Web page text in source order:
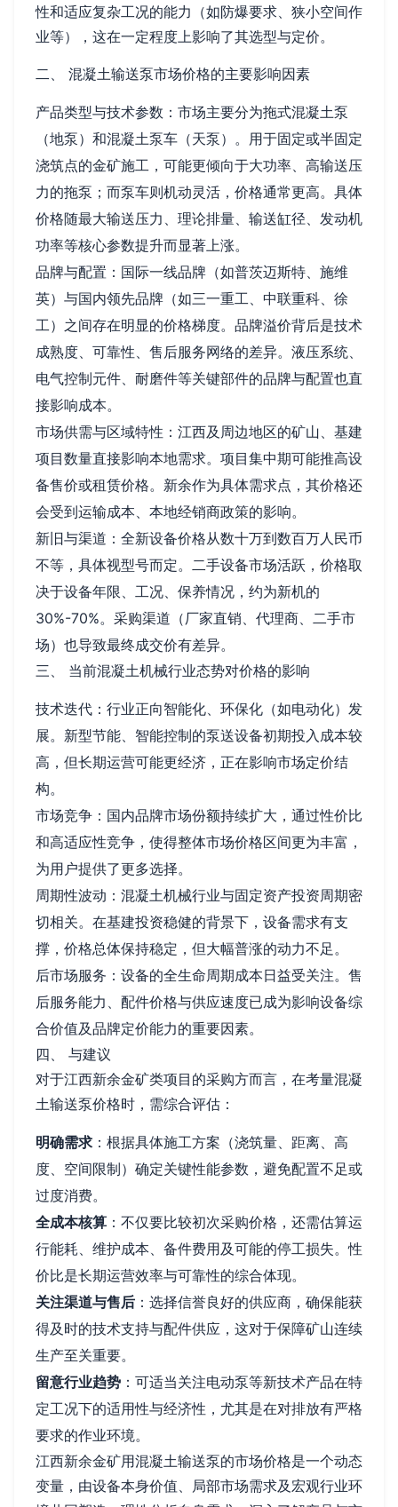
性和适应复杂工况的能力（如防爆要求、狭小空间作
业等），这在一定程度上影响了其选型与定价。
二、 混凝土输送泵市场价格的主要影响因素
产品类型与技术参数：市场主要分为拖式混凝土泵
（地泵）和混凝土泵车（天泵）。用于固定或半固定
浇筑点的金矿施工，可能更倾向于大功率、高输送压
力的拖泵；而泵车则机动灵活，价格通常更高。具体
价格随最大输送压力、理论排量、输送缸径、发动机
功率等核心参数提升而显著上涨。
品牌与配置：国际一线品牌（如普茨迈斯特、施维
英）与国内领先品牌（如三一重工、中联重科、徐
工）之间存在明显的价格梯度。品牌溢价背后是技术
成熟度、可靠性、售后服务网络的差异。液压系统、
电气控制元件、耐磨件等关键部件的品牌与配置也直
接影响成本。
市场供需与区域特性：江西及周边地区的矿山、基建
项目数量直接影响本地需求。项目集中期可能推高设
备售价或租赁价格。新余作为具体需求点，其价格还
会受到运输成本、本地经销商政策的影响。
新旧与渠道：全新设备价格从数十万到数百万人民币
不等，具体视型号而定。二手设备市场活跃，价格取
决于设备年限、工况、保养情况，约为新机的
30%-70%。采购渠道（厂家直销、代理商、二手市
场）也导致最终成交价有差异。
三、 当前混凝土机械行业态势对价格的影响
技术迭代：行业正向智能化、环保化（如电动化）发
展。新型节能、智能控制的泵送设备初期投入成本较
高，但长期运营可能更经济，正在影响市场定价结
构。
市场竞争：国内品牌市场份额持续扩大，通过性价比
和高适应性竞争，使得整体市场价格区间更为丰富，
为用户提供了更多选择。
周期性波动：混凝土机械行业与固定资产投资周期密
切相关。在基建投资稳健的背景下，设备需求有支
撑，价格总体保持稳定，但大幅普涨的动力不足。
后市场服务：设备的全生命周期成本日益受关注。售
后服务能力、配件价格与供应速度已成为影响设备综
合价值及品牌定价能力的重要因素。
四、 与建议
对于江西新余金矿类项目的采购方而言，在考量混凝
土输送泵价格时，需综合评估：
明确需求 ：根据具体施工方案（浇筑量、距离、高
度、空间限制）确定关键性能参数，避免配置不足或
过度消费。
全成本核算 ：不仅要比较初次采购价格，还需估算运
行能耗、维护成本、备件费用及可能的停工损失。性
价比是长期运营效率与可靠性的综合体现。
关注渠道与售后 ：选择信誉良好的供应商，确保能获
得及时的技术支持与配件供应，这对于保障矿山连续
生产至关重要。
留意行业趋势 ：可适当关注电动泵等新技术产品在特
定工况下的适用性与经济性，尤其是在对排放有严格
要求的作业环境。
江西新余金矿用混凝土输送泵的市场价格是一个动态
变量，由设备本身价值、局部市场需求及宏观行业环